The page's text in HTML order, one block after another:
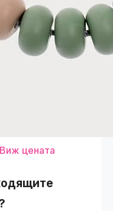
Виж цената